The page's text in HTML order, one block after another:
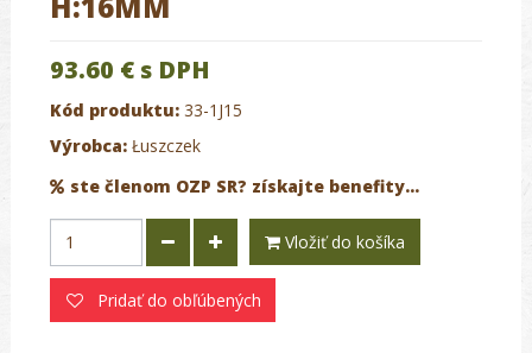
93.60 € s DPH
Kód produktu: 33-1J15
Výrobca: Łuszczek
ste členom OZP SR? získajte benefity...
Vložiť do košíka
Pridať do obľúbených